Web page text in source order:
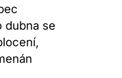
dubna se